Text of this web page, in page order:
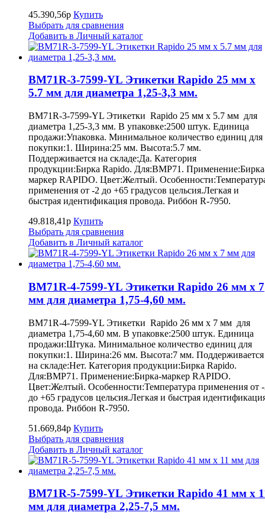
45.390,56р Купить
Выбрать для сравнения
Добавить в Личный каталог
BM71R-3-7599-YL Этикетки Rapido 25 мм х
5.7 мм для диаметра 1,25-3,3 мм.
BM71R-3-7599-YL Этикетки Rapido 25 мм х 5.7 мм для
диаметра 1,25-3,3 мм. В упаковке:2500 штук. Единица
продажи:Упаковка. Минимальное количество единиц для
покупки:1. Ширина:25 мм. Высота:5.7 мм.
Поддерживается на складе:Да. Категория
продукции:Бирка Rapido. Для:BMP71.
маркер RAPIDO. Цвет:Желтый.
применения от -2 до +65 градусов цельсия.Легкая и
быстрая идентификация провода. Риббон R-7950.
49.818,41р Купить
Выбрать для сравнения
Добавить в Личный каталог
BM71R-4-7599-YL Этикетки Rapido 26 мм х 7
мм для диаметра 1,75-4,60 мм.
BM71R-4-7599-YL Этикетки Rapido 26 мм х 7 мм для
диаметра 1,75-4,60 мм. В упаковке:2500 штук. Единица
продажи:Штука. Минимальное количество единиц для
покупки:1. Ширина:26 мм. Высота:7 мм. Поддерживается
на складе:Нет. Категория продукции:Бирка Rapido.
Для:BMP71. Применение:Бирка-маркер RAPIDO.
Цвет:Желтый. Особенности:Температура применения от
до +65 градусов цельсия.Легкая и быстрая
провода. Риббон R-7950.
51.669,84р Купить
Выбрать для сравнения
Добавить в Личный каталог
BM71R-5-7599-YL Этикетки Rapido 41 мм х
мм для диаметра 2,25-7,5 мм.